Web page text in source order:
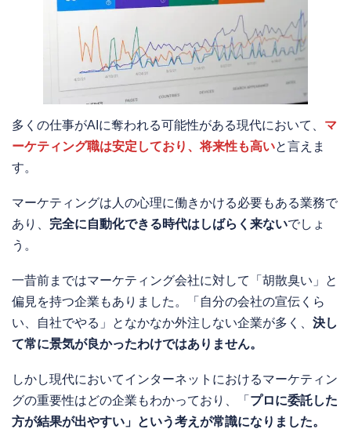
多くの仕事がAIに奪われる可能性がある現代において、 マ
ーケティング職は安定しており、将来性も高いと言えま
す。
マーケティングは人の心理に働きかける必要もある業務で
あり、 完全に自動化できる時代はしばらく来ないでしょ
う。
一昔前まではマーケティング会社に対して「胡散臭い」と
偏見を持つ企業もありました。「自分の会社の宣伝くら
い、自社でやる」となかなか外注しない企業が多く、 決し
て常に景気が良かったわけではありません。
しかし現代においてインターネットにおけるマーケティン
グの重要性はどの企業もわかっており、「 プロに委託した
方が結果が出やすい」という考えが常識になりました。